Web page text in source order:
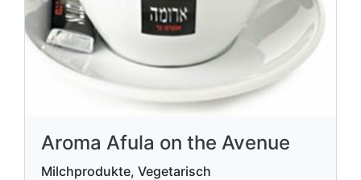
Aroma Afula on the Avenue
Milchprodukte, Vegetarisch